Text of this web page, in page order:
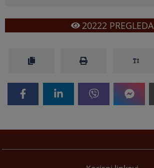
20222 PREGLEDA